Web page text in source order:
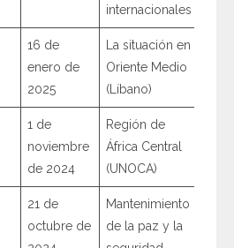
internacionales
16 de
enero de
2025
La situación en
Oriente Medio
(Líbano)
1 de
noviembre
de 2024
Región de
África Central
(UNOCA)
21 de
octubre de
Mantenimiento
de la paz y la